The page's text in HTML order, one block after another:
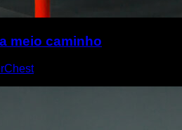
meio caminho